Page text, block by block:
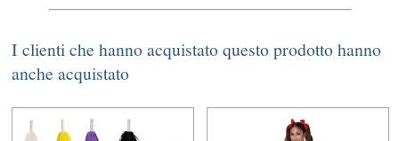
I clienti che hanno acquistato questo prodotto hanno
anche acquistato